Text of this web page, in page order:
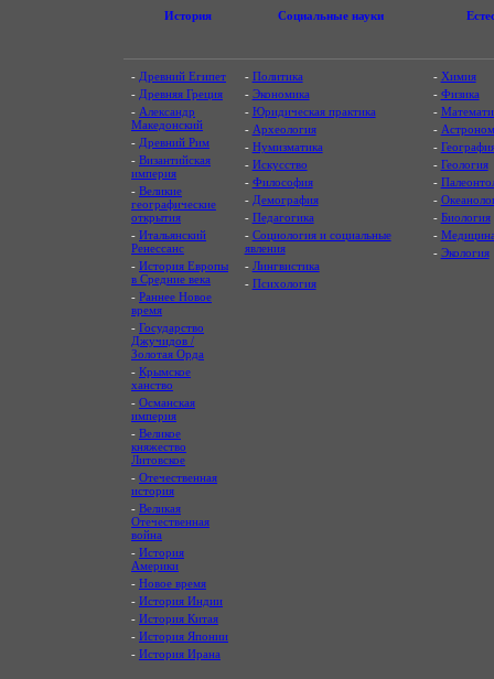
История Социальные науки
- Древний Египет
- Древняя Греция
- Александр
Македонский
- Древний Рим
- Византийская
империя
- Великие
географические
открытия
- Итальянский
Ренессанс
- История Европы
в Средние века
- Раннее Новое
время
- Государство
Джучидов /
Золотая Орда
- Крымское
ханство
- Османская
империя
- Великое
княжество
Литовское
- Отечественная
история
- Великая
Отечественная
война
- История
Америки
- Новое время
- История Индии
- История Китая
- История Японии
- История Ирана
- Политика
- Экономика
- Юридическая практика
- Археология
- Нумизматика
- Искусство
- Философия
- Демография
- Педагогика
- Социология и социальные
явления
- Лингвистика
- Психология
- Химия
- Физика
-
-
-
- Геология
-
-
- Биология
- Медицина
- Экология